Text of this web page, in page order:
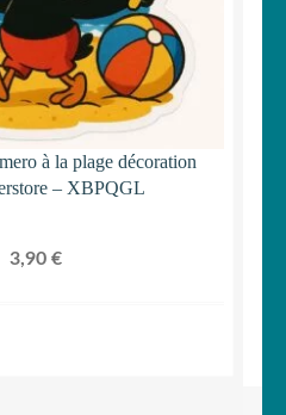
à la plage décoration
– XBPQGL
3,90 €